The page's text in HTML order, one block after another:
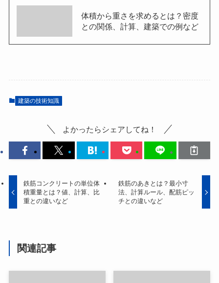
体積から重さを求めるとは？密度
との関係、計算、建築での例など
建築の技術知識
よかったらシェアしてね！
鉄筋コンクリートの単位体
積重量とは？値、計算、比
重との違いなど
鉄筋のあきとは？最小寸
法、計算ルール、配筋ピッ
チとの違いなど
関連記事